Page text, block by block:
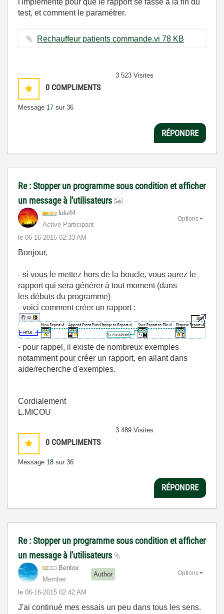
l'implémenté pour que le rapport se fasse à la fin du
test, et comment le paramétrer.
Rechauffeur patients commande.vi ‏78 KB
0 COMPLIMENTS
Message 17 sur 36
3 523 Visites
RÉPONDRE
Re : Stopper un programme sous condition et afficher
un message à l'utilisateurs
lulu44
Active Participant
le ‎06-16-2015 02:33 AM
Options
Bonjour,
- si vous le mettez hors de la boucle, vous aurez le
rapport qui sera générer à tout moment (dans
les débuts du programme)
- voici comment créer un rapport :
- pour rappel, il existe de nombreux exemples
notamment pour créer un rapport, en allant dans
aide/recherche d'exemples.
Cordialement
L.MICOU
0 COMPLIMENTS
Message 18 sur 36
3 489 Visites
RÉPONDRE
Re : Stopper un programme sous condition et afficher
un message à l'utilisateurs
Bentox
Member
Author
le ‎06-16-2015 02:42 AM
Options
J'ai continué mes essais un peu dans tous les sens.